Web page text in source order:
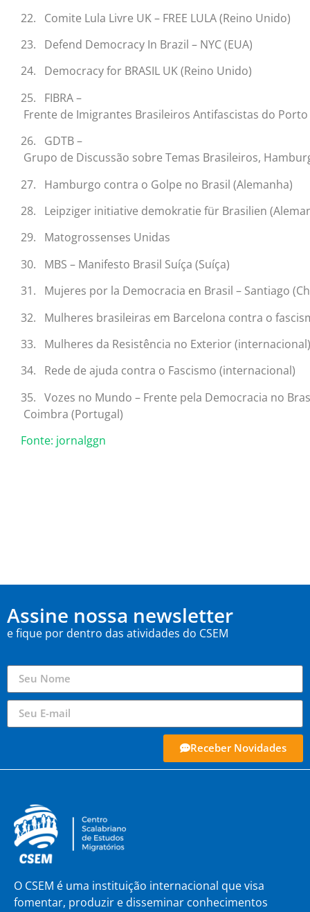
22. Comite Lula Livre UK – FREE LULA (Reino Unido)
23. Defend Democracy In Brazil – NYC (EUA)
24. Democracy for BRASIL UK (Reino Unido)
25. FIBRA –
Frente de Imigrantes Brasileiros Antifascistas do
26. GDTB –
Grupo de Discussão sobre Temas Brasileiros,
27. Hamburgo contra o Golpe no Brasil (Alemanha)
28. Leipziger initiative demokratie für Brasilien
29. Matogrossenses Unidas
30. MBS – Manifesto Brasil Suíça (Suíça)
31. Mujeres por la Democracia en Brasil – Santiago
32. Mulheres brasileiras em Barcelona contra o
33. Mulheres da Resistência no Exterior (internacional)
34. Rede de ajuda contra o Fascismo (internacional)
35. Vozes no Mundo – Frente pela Democracia no
Coimbra (Portugal)
Fonte: jornalggn
Assine nossa newsletter
e fique por dentro das atividades do CSEM
Receber Novidades
O CSEM é uma instituição internacional que visa
fomentar, produzir e disseminar conhecimentos